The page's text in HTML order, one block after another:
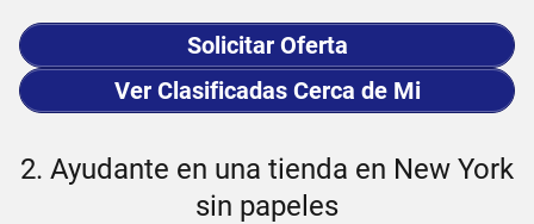
Solicitar Oferta
Ver Clasificadas Cerca de Mi
2. Ayudante en una tienda en New York
sin papeles